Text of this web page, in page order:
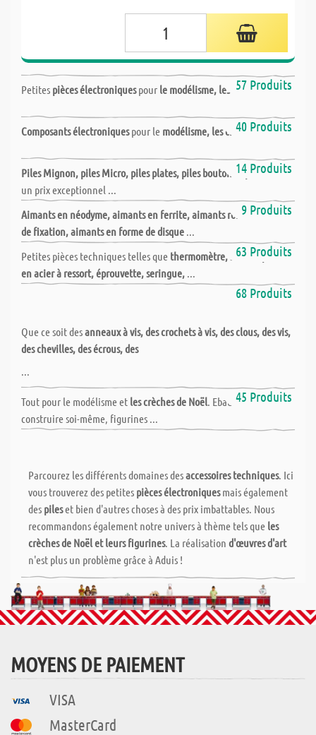
57 Produits
Petites pièces électroniquespour le modélisme, les circuitset...
40 Produits
Composants électroniquespour le modélisme, les circuitsetles...
14 Produits
Piles Mignon, piles Micro, piles plates, piles bouton et piles blocà
un prix exceptionnel ...
9 Produits
Magnétisme
Aimants en néodyme, aimants en ferrite, aimants ronds, aimants
de fixation, aimants en forme de disque ...
63 Produits
Autres accessoires
Petites pièces techniques telles que thermomètre, sablier, pince
en acier à ressort, éprouvette, seringue, ...
68 Produits
Vis, clous & chevilles
Que ce soit desanneaux à vis, des crochets à vis, des clous, des vis,
des chevilles, des écrous, des
...
45 Produits
Tout pour le modélisme et les crèches de Noël. Ebauches à
construire soi-même, figurines ...
Parcourez les différents domaines desaccessoires techniques. Ici
vous trouverez des petites pièces électroniquesmais également
des pileset bien d'autres choses à des prix imbattables. Nous
recommandons également notre univers à thème tels que les
crèches de Noël et leurs figurines. La réalisation d'œuvres d'art
n'est plus un problème grâce à Aduis !
MOYENS DE PAIEMENT
VISA
MasterCard